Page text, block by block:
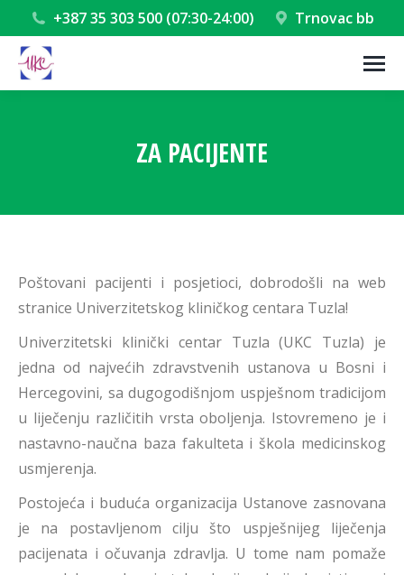
+387 35 303 500 (07:30-24:00) Trnovac bb
ZA PACIJENTE
Poštovani pacijenti i posjetioci, dobrodošli na web
stranice Univerzitetskog kliničkog centara Tuzla!
Univerzitetski klinički centar Tuzla (UKC Tuzla) je
jedna od najvećih zdravstvenih ustanova u Bosni i
Hercegovini, sa dugogodišnjom uspješnom tradicijom
u liječenju različitih vrsta oboljenja. Istovremeno je i
nastavno-naučna baza fakulteta i škola medicinskog
usmjerenja.
Postojeća i buduća organizacija Ustanove zasnovana
je na postavljenom cilju što uspješnijeg liječenja
pacijenata i očuvanja zdravlja. U tome nam pomaže